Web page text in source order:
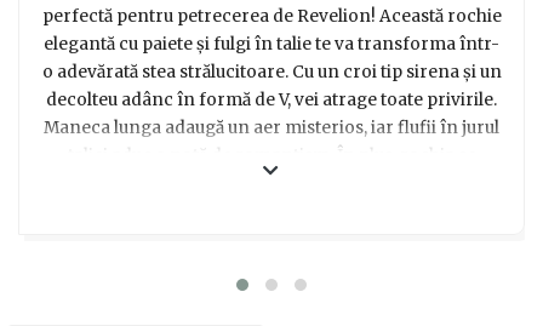
perfectă pentru petrecerea de Revelion! Această rochie
elegantă cu paiete și fulgi în talie te va transforma într-
o adevărată stea strălucitoare. Cu un croi tip sirena și un
decolteu adânc în formă de V, vei atrage toate privirile.
Maneca lunga adaugă un aer misterios, iar flufii în jurul
taliei aduc o notă de romantism. În plus, rochia se
atenției și să-ți faci apariția într-o rochie de seară care